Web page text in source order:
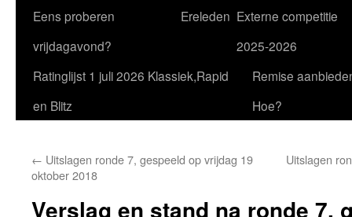
Eens proberen
vrijdagavond?
Ereleden Externe competitie
2025-2026
Ratinglijst 1 juli 2026 Klassiek,Rapid
en Blitz
Remise
Hoe?
← Uitslagen ronde 7, gespeeld op vrijdag 19
oktober 2018
Uitslagen
Verslag en stand na ronde 7,